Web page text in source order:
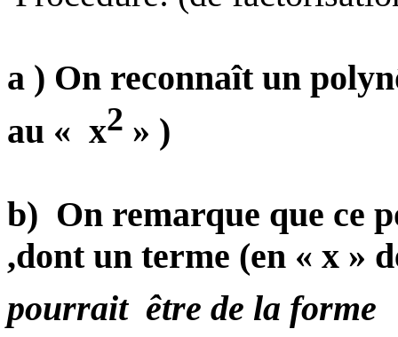
a ) On reconnaît un
au « x2 » )
b) On remarque que ce
,dont un terme (en « x »
pourrait être de la forme